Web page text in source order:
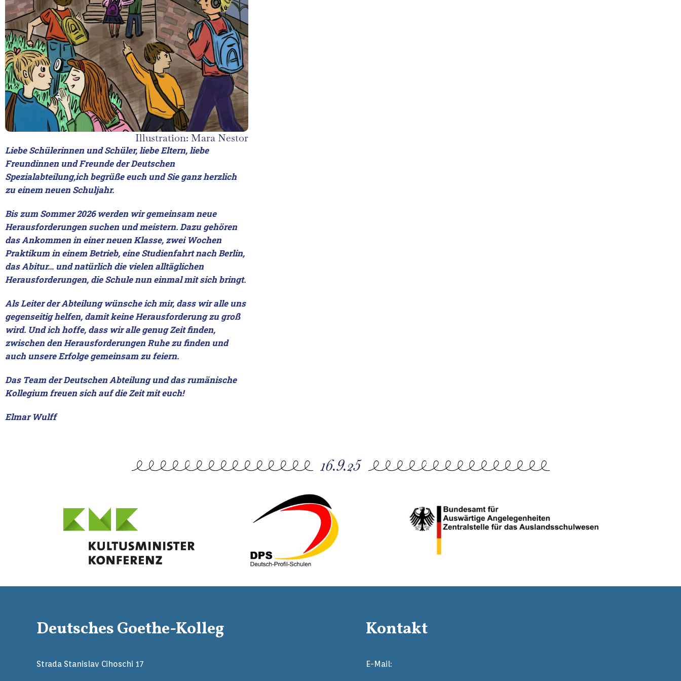
Illustration: Mara Nestor
Liebe Schülerinnen und Schüler, liebe Eltern, liebe
Freundinnen und Freunde der Deutschen
Spezialabteilung,ich begrüße euch und Sie ganz herzlich
zu einem neuen Schuljahr.
Bis zum Sommer 2026 werden wir gemeinsam neue
Herausforderungen suchen und meistern. Dazu gehören
das Ankommen in einer neuen Klasse, zwei Wochen
Praktikum in einem Betrieb, eine Studienfahrt nach Berlin,
das Abitur… und natürlich die vielen alltäglichen
Herausforderungen, die Schule nun einmal mit sich bringt.
Als Leiter der Abteilung wünsche ich mir, dass wir alle uns
gegenseitig helfen, damit keine Herausforderung zu groß
wird. Und ich hoffe, dass wir alle genug Zeit finden,
zwischen den Herausforderungen Ruhe zu finden und
auch unsere Erfolge gemeinsam zu feiern.
Das Team der Deutschen Abteilung und das rumänische
Kollegium freuen sich auf die Zeit mit euch!
Elmar Wulff
16.9.25
Deutsches Goethe-Kolleg
Strada Stanislav Cihoschi 17
Kontakt
E-Mail: